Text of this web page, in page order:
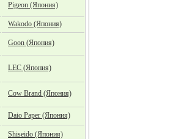
Pigeon (Япония)
Wakodo (Япония)
Goon (Япония)
LEC (Япония)
Cow Brand (Япония)
Daio Paper (Япония)
Shiseido (Япония)